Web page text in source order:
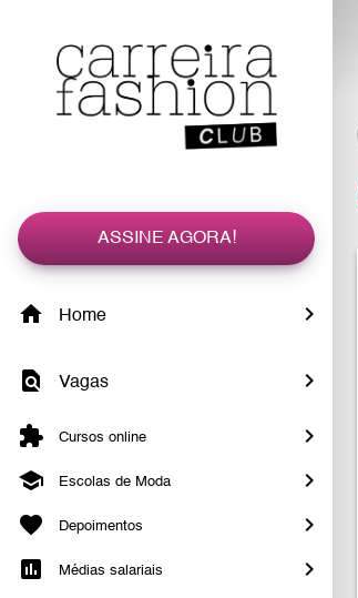
ASSINE AGORA!
Home
Vagas
Cursos online
Escolas de Moda
Depoimentos
Médias salariais